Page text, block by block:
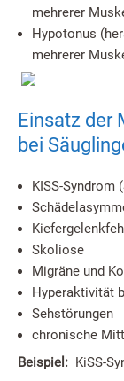
mehrerer
Hypotonus
mehrerer
Einsatz der
bei
KISS-Syndrom
Skoliose
Migräne und
Hyperaktivität
Sehstörungen
chronische
Beispiel: KiSS-